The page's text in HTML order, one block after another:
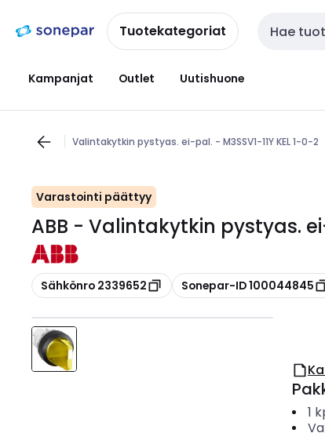
navigointiinsisältöönTuotekategoriat Haku
Kampanjat Outlet Uutishuone
Valintakytkin pystyas. ei-pal. - M3SSV1-11Y KEL 1-0-2
Varastointi päättyy
ABB - Valintakytkin pystyas. ei-
Kopioi
Sähkönro 2339652 Kopioi
Sonepar-ID 100044845
1